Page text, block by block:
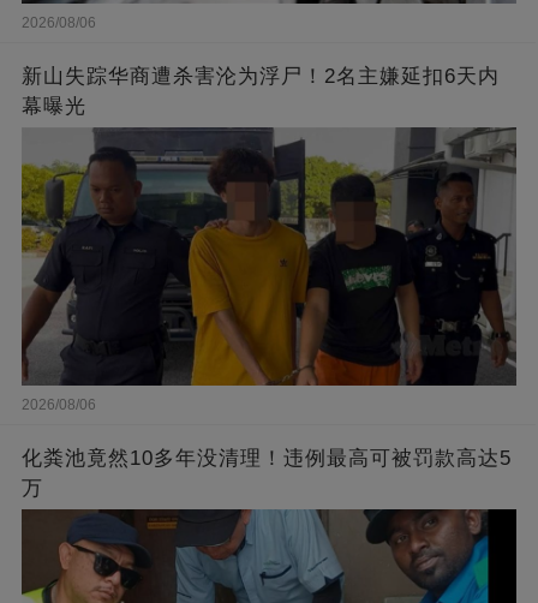
2026/08/06
新山失踪华商遭杀害沦为浮尸！2名主嫌延扣6天内
幕曝光
2026/08/06
化粪池竟然10多年没清理！违例最高可被罚款高达5
万